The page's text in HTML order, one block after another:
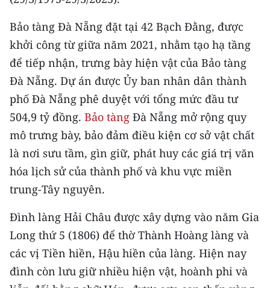
Bảo tàng Đà Nẵng đặt tại 42 Bạch Đằng, được
khởi công từ giữa năm 2021, nhằm tạo hạ tầng
để tiếp nhận, trưng bày hiện vật của Bảo tàng
Đà Nẵng. Dự án được Ủy ban nhân dân thành
phố Đà Nẵng phê duyệt với tổng mức đầu tư
504,9 tỷ đồng. Bảo tàng Đà Nẵng mở rộng quy
mô trưng bày, bảo đảm điều kiện cơ sở vật chất
là nơi sưu tầm, gìn giữ, phát huy các giá trị văn
hóa lịch sử của thành phố và khu vực miền
trung-Tây nguyên.
Đình làng Hải Châu được xây dựng vào năm Gia
Long thứ 5 (1806) để thờ Thành Hoàng làng và
các vị Tiền hiền, Hậu hiền của làng. Hiện nay
đình còn lưu giữ nhiều hiện vật, hoành phi và